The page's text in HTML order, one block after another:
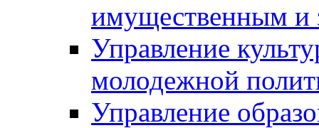
имущественным и
Управление
молодежной
Управление